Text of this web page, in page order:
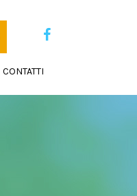
CONTATTI